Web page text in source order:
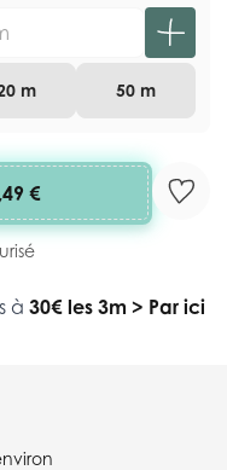
m 50 m
€
à 30€ les 3m > Par ici